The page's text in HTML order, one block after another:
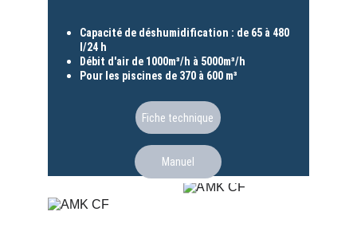
Fiche technique
Manuel
Capacité de déshumidification : de 65 à 480
l/24 h
Débit d'air de 1000m³/h à 5000m³/h
Pour les piscines de 370 à 600 m³